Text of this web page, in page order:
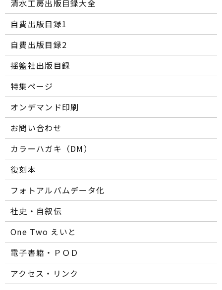
清水工房出版目録大全
自費出版目録1
自費出版目録2
揺籃社出版目録
特集ページ
オンデマンド印刷
お問い合わせ
カラーハガキ（DM）
復刻本
フォトアルバムデータ化
社史・自叙伝
One Two えいと
電子書籍・ＰＯＤ
アクセス・リンク